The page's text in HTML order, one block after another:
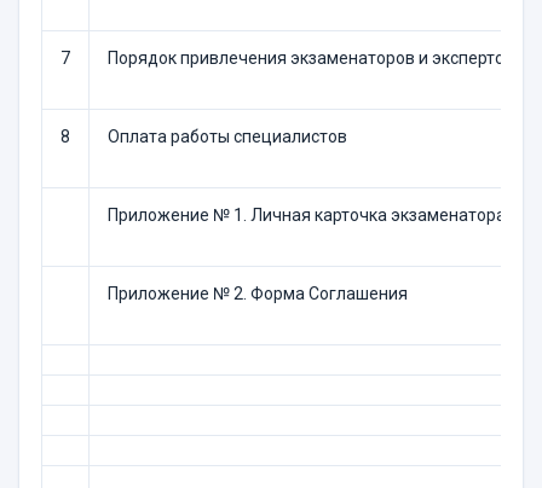
7 Порядок привлечения экзаменаторов и экспертов
8 Оплата работы специалистов
Приложение № 1. Личная карточка экзаменатора/
Приложение № 2. Форма Соглашения